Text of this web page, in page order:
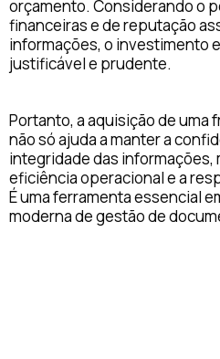
orçamento. Considerando o
financeiras e de reputação
informações, o investimento
justificável e prudente.
Portanto, a aquisição de uma
não só ajuda a manter a
integridade das informações,
eficiência operacional e a
É uma ferramenta essencial
moderna de gestão de